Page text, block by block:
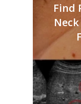
Find